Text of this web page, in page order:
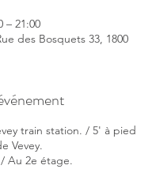
– 21:00
des Bosquets 33, 1800
train station. / 5' à pied
Vevey.
Au 2e étage.